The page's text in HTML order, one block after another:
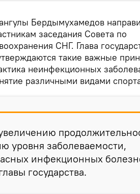
Бердымухамедов
заседания Совета по
СНГ. Глава
такие важные
неинфекционных
различными видами
уровня заболеваемости,
инфекционных
государства.